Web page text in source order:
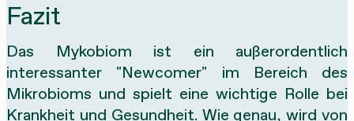
Fazit
Das Mykobiom ist ein außerordentlich
interessanter "Newcomer" im Bereich des
Mikrobioms und spielt eine wichtige Rolle bei
Krankheit und Gesundheit. Wie genau, wird von